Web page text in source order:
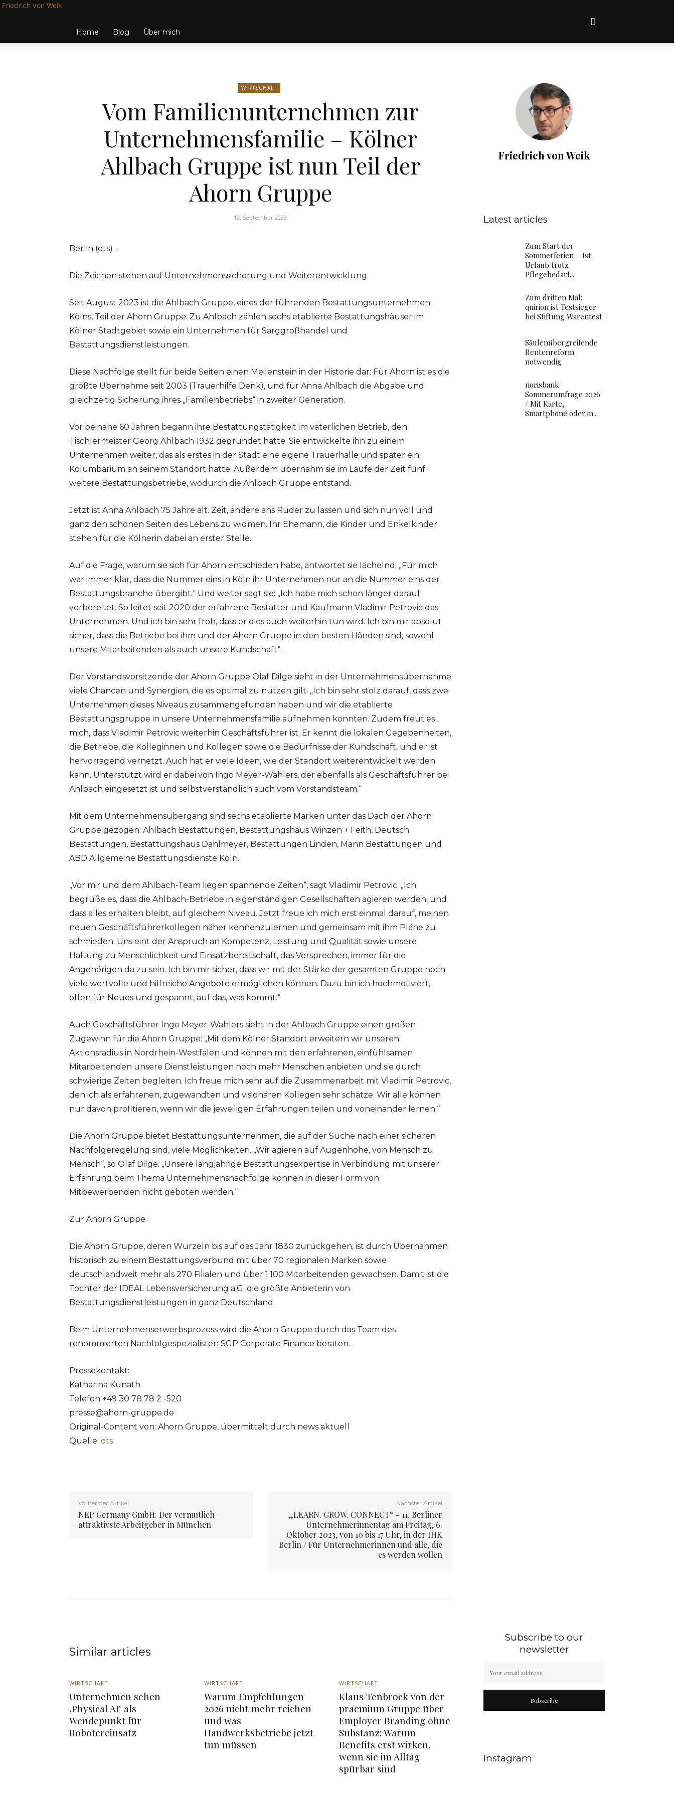
Friedrich von Weik
Home Blog Über mich
WIRTSCHAFT
Vom Familienunternehmen zur
Unternehmensfamilie – Kölner
Ahlbach Gruppe ist nun Teil der
Ahorn Gruppe
12. September 2023
Berlin (ots) –
Die Zeichen stehen auf Unternehmenssicherung und Weiterentwicklung.
Seit August 2023 ist die Ahlbach Gruppe, eines der führenden Bestattungsunternehmen
Kölns, Teil der Ahorn Gruppe. Zu Ahlbach zählen sechs etablierte Bestattungshäuser im
Kölner Stadtgebiet sowie ein Unternehmen für Sarggroßhandel und
Bestattungsdienstleistungen.
Diese Nachfolge stellt für beide Seiten einen Meilenstein in der Historie dar: Für Ahorn ist es die
größte Übernahme seit 2003 (Trauerhilfe Denk), und für Anna Ahlbach die Abgabe und
gleichzeitig Sicherung ihres „Familienbetriebs“ in zweiter Generation.
Vor beinahe 60 Jahren begann ihre Bestattungstätigkeit im väterlichen Betrieb, den
Tischlermeister Georg Ahlbach 1932 gegründet hatte. Sie entwickelte ihn zu einem
Unternehmen weiter, das als erstes in der Stadt eine eigene Trauerhalle und später ein
Kolumbarium an seinem Standort hatte. Außerdem übernahm sie im Laufe der Zeit fünf
weitere Bestattungsbetriebe, wodurch die Ahlbach Gruppe entstand.
Jetzt ist Anna Ahlbach 75 Jahre alt. Zeit, andere ans Ruder zu lassen und sich nun voll und
ganz den schönen Seiten des Lebens zu widmen. Ihr Ehemann, die Kinder und Enkelkinder
stehen für die Kölnerin dabei an erster Stelle.
Auf die Frage, warum sie sich für Ahorn entschieden habe, antwortet sie lächelnd: „Für mich
war immer klar, dass die Nummer eins in Köln ihr Unternehmen nur an die Nummer eins der
Bestattungsbranche übergibt.“ Und weiter sagt sie: „Ich habe mich schon länger darauf
vorbereitet. So leitet seit 2020 der erfahrene Bestatter und Kaufmann Vladimir Petrovic das
Unternehmen. Und ich bin sehr froh, dass er dies auch weiterhin tun wird. Ich bin mir absolut
sicher, dass die Betriebe bei ihm und der Ahorn Gruppe in den besten Händen sind, sowohl
unsere Mitarbeitenden als auch unsere Kundschaft“.
Der Vorstandsvorsitzende der Ahorn Gruppe Olaf Dilge sieht in der Unternehmensübernahme
viele Chancen und Synergien, die es optimal zu nutzen gilt. „Ich bin sehr stolz darauf, dass zwei
Unternehmen dieses Niveaus zusammengefunden haben und wir die etablierte
Bestattungsgruppe in unsere Unternehmensfamilie aufnehmen konnten. Zudem freut es
mich, dass Vladimir Petrovic weiterhin Geschäftsführer ist. Er kennt die lokalen Gegebenheiten,
die Betriebe, die Kolleginnen und Kollegen sowie die Bedürfnisse der Kundschaft, und er ist
hervorragend vernetzt. Auch hat er viele Ideen, wie der Standort weiterentwickelt werden
kann. Unterstützt wird er dabei von Ingo Meyer-Wahlers, der ebenfalls als Geschäftsführer bei
Ahlbach eingesetzt ist und selbstverständlich auch vom Vorstandsteam.“
Mit dem Unternehmensübergang sind sechs etablierte Marken unter das Dach der Ahorn
Gruppe gezogen: Ahlbach Bestattungen, Bestattungshaus Winzen + Feith, Deutsch
Bestattungen, Bestattungshaus Dahlmeyer, Bestattungen Linden, Mann Bestattungen und
ABD Allgemeine Bestattungsdienste Köln.
„Vor mir und dem Ahlbach-Team liegen spannende Zeiten“, sagt Vladimir Petrovic. „Ich
begrüße es, dass die Ahlbach-Betriebe in eigenständigen Gesellschaften agieren werden, und
dass alles erhalten bleibt, auf gleichem Niveau. Jetzt freue ich mich erst einmal darauf, meinen
neuen Geschäftsführerkollegen näher kennenzulernen und gemeinsam mit ihm Pläne zu
schmieden. Uns eint der Anspruch an Kompetenz, Leistung und Qualität sowie unsere
Haltung zu Menschlichkeit und Einsatzbereitschaft, das Versprechen, immer für die
Angehörigen da zu sein. Ich bin mir sicher, dass wir mit der Stärke der gesamten Gruppe noch
viele wertvolle und hilfreiche Angebote ermöglichen können. Dazu bin ich hochmotiviert,
offen für Neues und gespannt, auf das, was kommt.“
Auch Geschäftsführer Ingo Meyer-Wahlers sieht in der Ahlbach Gruppe einen großen
Zugewinn für die Ahorn Gruppe: „Mit dem Kölner Standort erweitern wir unseren
Aktionsradius in Nordrhein-Westfalen und können mit den erfahrenen, einfühlsamen
Mitarbeitenden unsere Dienstleistungen noch mehr Menschen anbieten und sie durch
schwierige Zeiten begleiten. Ich freue mich sehr auf die Zusammenarbeit mit Vladimir Petrovic,
den ich als erfahrenen, zugewandten und visionären Kollegen sehr schätze. Wir alle können
nur davon profitieren, wenn wir die jeweiligen Erfahrungen teilen und voneinander lernen.“
Die Ahorn Gruppe bietet Bestattungsunternehmen, die auf der Suche nach einer sicheren
Nachfolgeregelung sind, viele Möglichkeiten. „Wir agieren auf Augenhöhe, von Mensch zu
Mensch“, so Olaf Dilge. „Unsere langjährige Bestattungsexpertise in Verbindung mit unserer
Erfahrung beim Thema Unternehmensnachfolge können in dieser Form von
Mitbewerbenden nicht geboten werden.“
Zur Ahorn Gruppe
Die Ahorn Gruppe, deren Wurzeln bis auf das Jahr 1830 zurückgehen, ist durch Übernahmen
historisch zu einem Bestattungsverbund mit über 70 regionalen Marken sowie
deutschlandweit mehr als 270 Filialen und über 1.100 Mitarbeitenden gewachsen. Damit ist die
Tochter der IDEAL Lebensversicherung a.G. die größte Anbieterin von
Bestattungsdienstleistungen in ganz Deutschland.
Beim Unternehmenserwerbsprozess wird die Ahorn Gruppe durch das Team des
renommierten Nachfolgespezialisten SGP Corporate Finance beraten.
Pressekontakt:
Katharina Kunath
Telefon +49 30 78 78 2 -520
presse@ahorn-gruppe.de
Original-Content von: Ahorn Gruppe, übermittelt durch news aktuell
Quelle: ots
Vorheriger Artikel
NEP Germany GmbH: Der vermutlich
attraktivste Arbeitgeber in München
Nächster Artikel
„LEARN. GROW. CONNECT“ – 11. Berliner
Unternehmerinnentag am Freitag, 6.
Oktober 2023, von 10 bis 17 Uhr, in der IHK
Berlin / Für Unternehmerinnen und alle, die
es werden wollen
Friedrich von Weik
Latest articles
Zum Start der
Sommerferien – Ist
Urlaub trotz
Pflegebedarf...
Zum dritten Mal:
quirion ist Testsieger
bei Stiftung Warentest
Säulenübergreifende
Rentenreform
notwendig
norisbank
Sommerumfrage 2026
/ Mit Karte,
Smartphone oder in...
Similar articles
WIRTSCHAFT
Unternehmen sehen
‚Physical AI‘ als
Wendepunkt für
Robotereinsatz
WIRTSCHAFT
Warum Empfehlungen
2026 nicht mehr reichen
und was
Handwerksbetriebe jetzt
tun müssen
WIRTSCHAFT
Klaus Tenbrock von der
praemium Gruppe über
Employer Branding ohne
Substanz: Warum
Benefits erst wirken,
wenn sie im Alltag
spürbar sind
Subscribe to our
newsletter
Subscribe
Instagram